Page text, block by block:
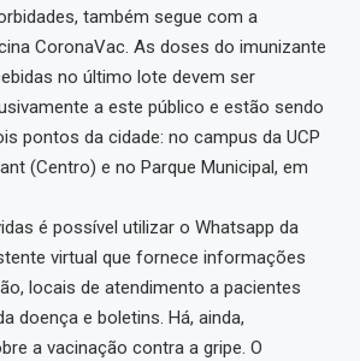
também segue com a
CoronaVac. As doses do imunizante
no último lote devem ser
a este público e estão sendo
pontos da cidade: no campus da UCP
(Centro) e no Parque Municipal, em
é possível utilizar o Whatsapp da
virtual que fornece informações
locais de atendimento a pacientes
doença e boletins. Há, ainda,
a vacinação contra a gripe. O